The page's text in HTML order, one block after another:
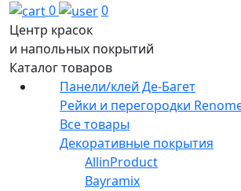
0
0
Центр красок
и напольных покрытий
Каталог товаров
Панели/клей Де-Багет
Рейки и перегородки
Все товары
Декоративные покрытия
AllinProduct
Bayramix